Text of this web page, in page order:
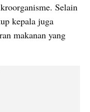
Selain
kepala juga
makanan yang